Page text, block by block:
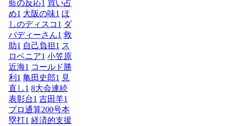
藍の反応1 買い占
め1 大阪の味1 ほ
しのディスコ 1 ダ
バディーさん1 救
助1 自己負担1 ス
ロベニア1 小笠原
近海1 コールド勝
利 1 亀田史郎1 見
直し1 8大会連続
表彰台1 吉田羊1
プロ通算200号本
塁打1 経済的支援